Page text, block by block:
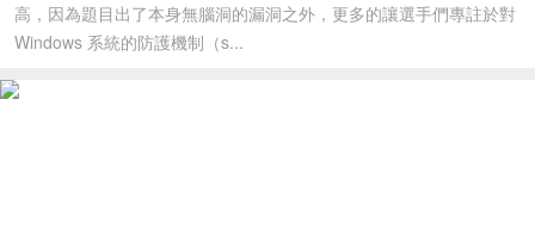
高，因為題目出了本身無腦洞的漏洞之外，更多的讓選手們專註於對
Windows 系統的防護機制（s...